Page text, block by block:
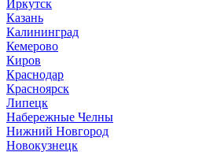
Иркутск
Казань
Калининград
Кемерово
Киров
Краснодар
Красноярск
Липецк
Набережные Челны
Нижний Новгород
Новокузнецк